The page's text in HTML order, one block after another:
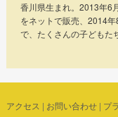
香川県生まれ。2013年6
をネットで販売、2014
で、たくさんの子どもた
アクセス | お問い合わせ| プ